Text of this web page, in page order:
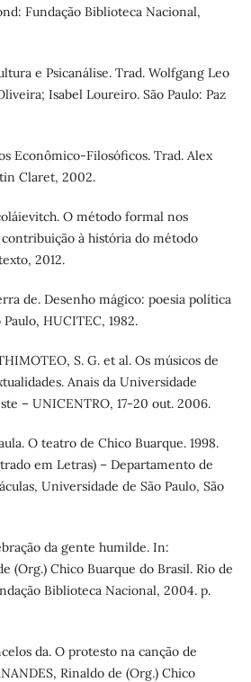
Fundação Biblioteca Nacional,
e Psicanálise. Trad. Wolfgang Leo
Isabel Loureiro. São Paulo: Paz
Econômico-Filosóficos. Trad. Alex
Claret, 2002.
O método formal nos
à história do método
2012.
de. Desenho mágico: poesia política
HUCITEC, 1982.
S. G. et al. Os músicos de
Anais da Universidade
– UNICENTRO, 17-20 out. 2006.
O teatro de Chico Buarque. 1998.
em Letras) – Departamento de
Universidade de São Paulo, São
da gente humilde. In:
(Org.) Chico Buarque do Brasil. Rio de
Biblioteca Nacional, 2004. p.
da. O protesto na canção de
Rinaldo de (Org.) Chico